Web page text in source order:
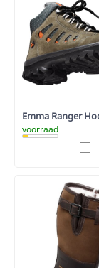
Emma Ranger
voorraad